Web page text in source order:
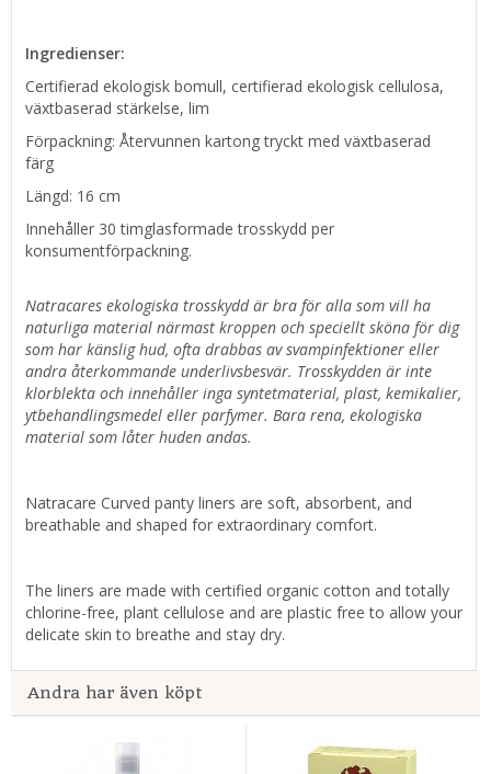
Ingredienser:
Certifierad ekologisk bomull, certifierad ekologisk cellulosa,
växtbaserad stärkelse, lim
Förpackning: Återvunnen kartong tryckt med växtbaserad
färg
Längd: 16 cm
Innehåller 30 timglasformade trosskydd per
konsumentförpackning.
Natracares ekologiska trosskydd är bra för alla som vill ha
naturliga material närmast kroppen och speciellt sköna för dig
som har känslig hud, ofta drabbas av svampinfektioner eller
andra återkommande underlivsbesvär. Trosskydden är inte
klorblekta och innehåller inga syntetmaterial, plast, kemikalier,
ytbehandlingsmedel eller parfymer. Bara rena, ekologiska
material som låter huden andas.
Natracare Curved panty liners are soft, absorbent, and
breathable and shaped for extraordinary comfort.
The liners are made with certified organic cotton and totally
chlorine-free, plant cellulose and are plastic free to allow your
delicate skin to breathe and stay dry.
Andra har även köpt